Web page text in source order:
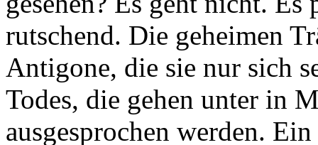
rutschend. Die geheimen
Antigone, die sie nur sich
Todes, die gehen unter in
ausgesprochen werden.